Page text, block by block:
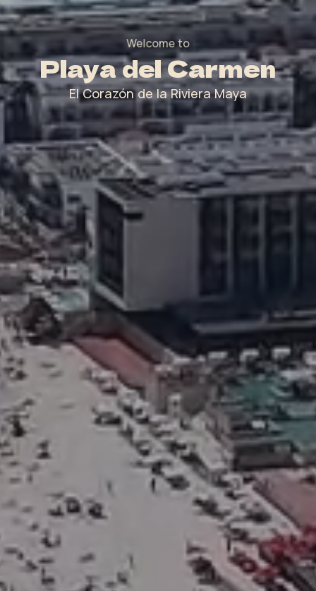
Welcome to
Playa del Carmen
El Corazón de la Riviera Maya